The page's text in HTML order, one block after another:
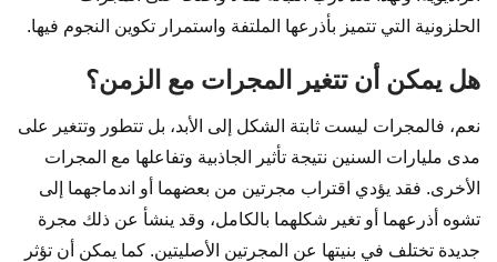
الحلزونية التي تتميز بأذرعها الملتفة واستمرار تكوين النجوم فيها.
هل يمكن أن تتغير المجرات مع الزمن؟
نعم، فالمجرات ليست ثابتة الشكل إلى الأبد، بل تتطور وتتغير على
مدى مليارات السنين نتيجة تأثير الجاذبية وتفاعلها مع المجرات
الأخرى. فقد يؤدي اقتراب مجرتين من بعضهما أو اندماجهما إلى
تشوه أذرعهما أو تغير شكلهما بالكامل، وقد ينشأ عن ذلك مجرة
جديدة تختلف في بنيتها عن المجرتين الأصليتين. كما يمكن أن تؤثر